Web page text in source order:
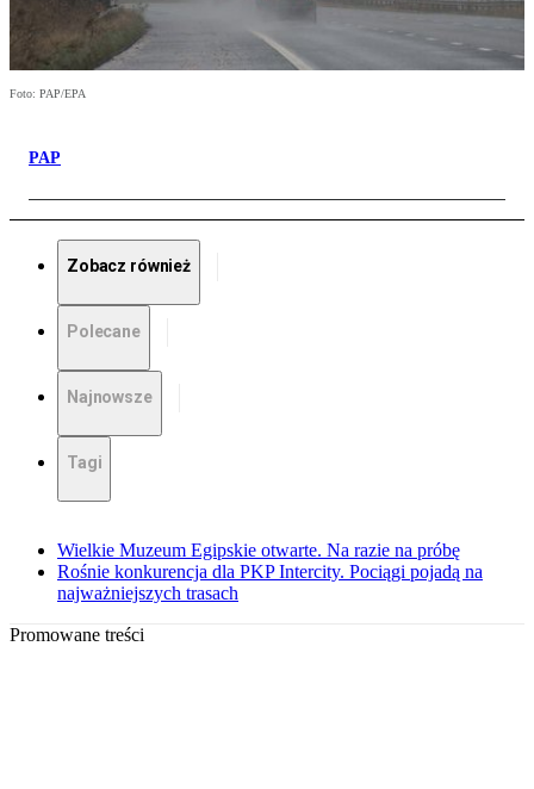
Foto: PAP/EPA
PAP
Zobacz również
Polecane
Najnowsze
Tagi
Wielkie Muzeum Egipskie otwarte. Na razie na próbę
Rośnie konkurencja dla PKP Intercity. Pociągi pojadą na
najważniejszych trasach
Promowane treści